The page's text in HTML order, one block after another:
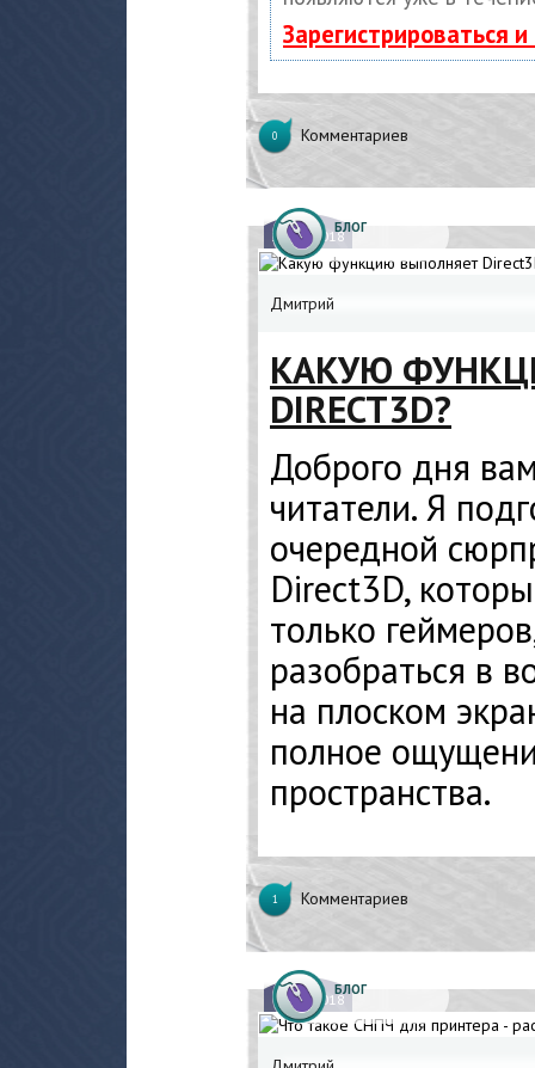
Зарегистрироваться
0 Комментариев
13.08.2018
БЛОГ
Дмитрий
КАКУЮ
DIRECT3D?
Доброго дня
читатели. Я
очередной
Direct3D,
только
разобраться в
на плоском
полное
пространства.
1 Комментариев
13.07.2018
БЛОГ